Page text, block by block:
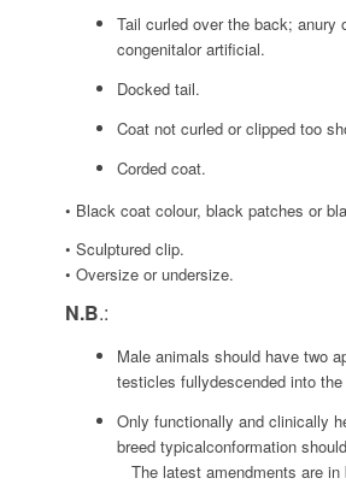
Tail curled over the back; anury
congenitalor artificial.
Docked tail.
Coat not curled or clipped too
Corded coat.
• Black coat colour, black patches or
• Sculptured clip.
• Oversize or undersize.
N.B.:
Male animals should have two
testicles fullydescended into
Only functionally and clinically
breed typicalconformation
The latest amendments are in